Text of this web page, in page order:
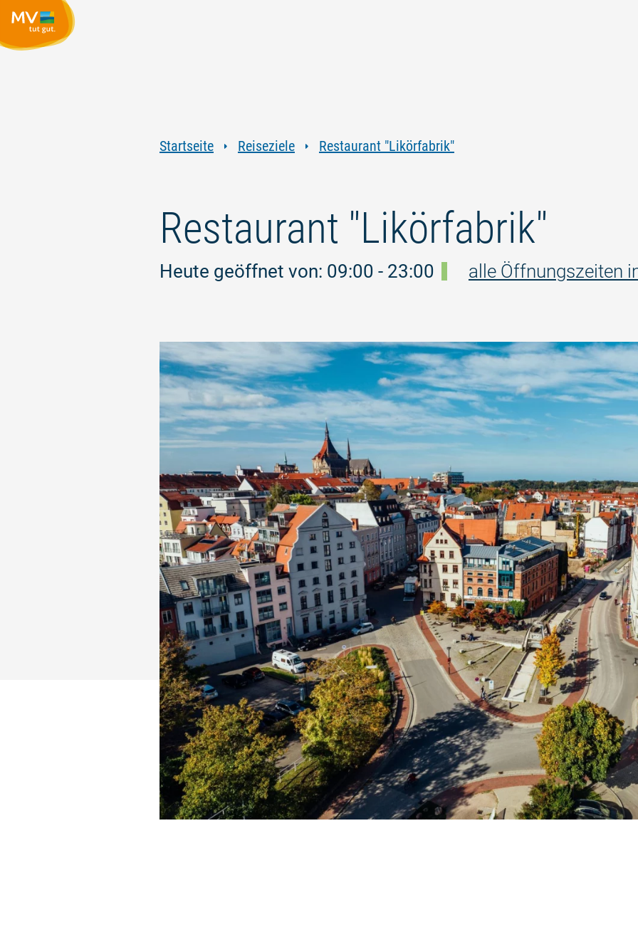
Startseite Reiseziele Restaurant "Likörfabrik"
Restaurant "Likörfabrik"
Heute geöffnet von: 09:00 - 23:00 alle Öffnungszeiten